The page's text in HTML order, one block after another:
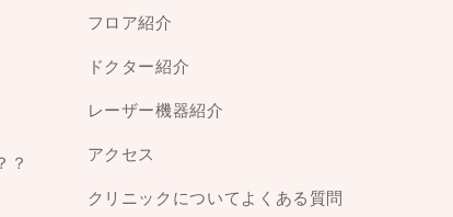
？
フロア紹介
ドクター紹介
レーザー機器紹介
アクセス
クリニックについてよくある質問